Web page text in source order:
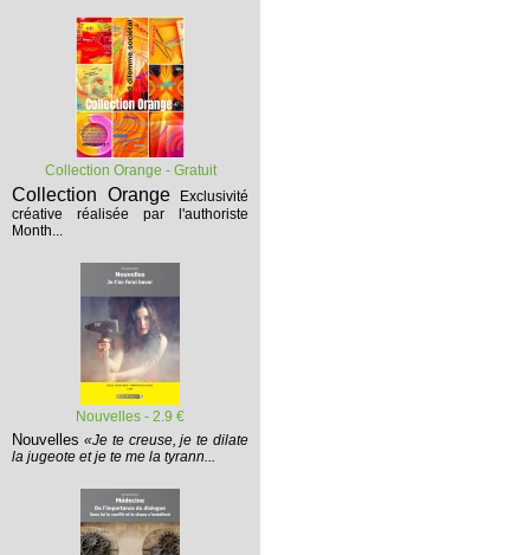
Collection Orange - Gratuit
Collection Orange
Exclusivité
créative réalisée par l'authoriste
Month...
Nouvelles - 2.9 €
Nouvelles «Je te creuse, je te dilate
la jugeote et je te me la tyrann...